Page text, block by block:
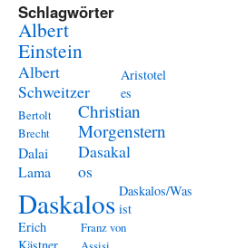
Schlagwörter
Albert
Einstein
Albert
Schweitzer
Aristotel
es
Bertolt
Brecht
Christian
Morgenstern
Dalai
Lama
Dasakal
os
Daskalos Daskalos/Was
ist
Erich
Franz von